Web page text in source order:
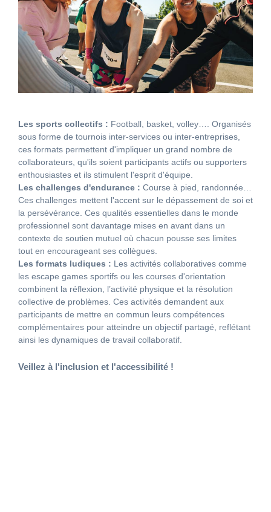
Les sports collectifs : Football, basket, volley…. Organisés
sous forme de tournois inter-services ou inter-entreprises,
ces formats permettent d'impliquer un grand nombre de
collaborateurs, qu'ils soient participants actifs ou supporters
enthousiastes et ils stimulent l'esprit d'équipe.
Les challenges d'endurance : Course à pied, randonnée…
Ces challenges mettent l'accent sur le dépassement de soi et
la persévérance. Ces qualités essentielles dans le monde
professionnel sont davantage mises en avant dans un
contexte de soutien mutuel où chacun pousse ses limites
tout en encourageant ses collègues.
Les formats ludiques : Les activités collaboratives comme
les escape games sportifs ou les courses d'orientation
combinent la réflexion, l’activité physique et la résolution
collective de problèmes. Ces activités demandent aux
participants de mettre en commun leurs compétences
complémentaires pour atteindre un objectif partagé, reflétant
ainsi les dynamiques de travail collaboratif.
Veillez à l'inclusion et l'accessibilité !